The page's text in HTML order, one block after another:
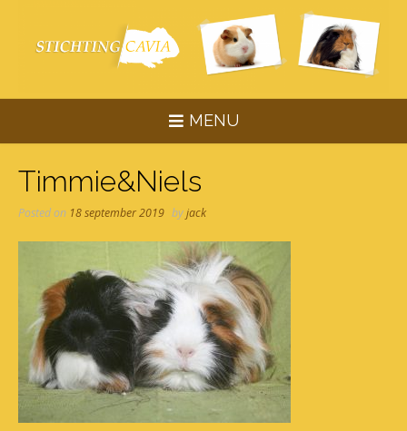
content
MENU
Timmie&Niels
Posted on 18 september 2019 byjack